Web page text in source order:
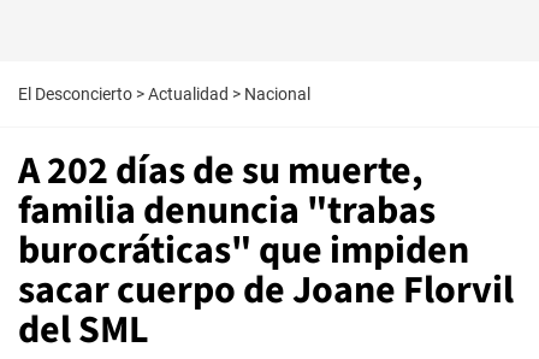
El Desconcierto >Actualidad > Nacional
A 202 días de su muerte,
familia denuncia "trabas
burocráticas" que impiden
sacar cuerpo de Joane Florvil
del SML